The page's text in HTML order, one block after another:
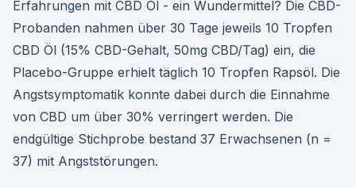
Erfahrungen mit CBD Öl - ein Wundermittel? Die CBD-
Probanden nahmen über 30 Tage jeweils 10 Tropfen
CBD Öl (15% CBD-Gehalt, 50mg CBD/Tag) ein, die
Placebo-Gruppe erhielt täglich 10 Tropfen Rapsöl. Die
Angstsymptomatik konnte dabei durch die Einnahme
von CBD um über 30% verringert werden. Die
endgültige Stichprobe bestand 37 Erwachsenen (n =
37) mit Angststörungen.